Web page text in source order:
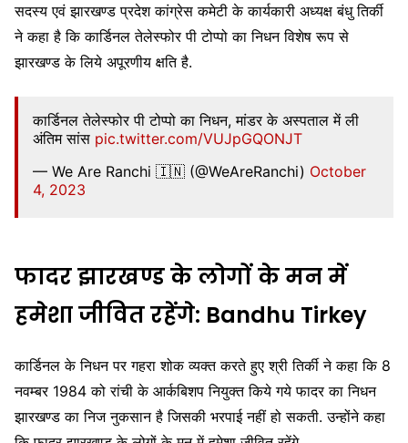
सदस्य एवं झारखण्ड प्रदेश कांग्रेस कमेटी के कार्यकारी अध्यक्ष बंधु तिर्की
ने कहा है कि कार्डिनल तेलेस्फोर पी टोप्पो का निधन विशेष रूप से
झारखण्ड के लिये अपूरणीय क्षति है.
कार्डिनल तेलेस्फोर पी टोप्पो का निधन, मांडर के अस्पताल में ली
अंतिम सांस pic.twitter.com/VUJpGQONJT
— We Are Ranchi 🇮🇳 (@WeAreRanchi) October
4, 2023
फादर झारखण्ड के लोगों के मन में
हमेशा जीवित रहेंगे: Bandhu Tirkey
कार्डिनल के निधन पर गहरा शोक व्यक्त करते हुए श्री तिर्की ने कहा कि 8
नवम्बर 1984 को रांची के आर्कबिशप नियुक्त किये गये फादर का निधन
झारखण्ड का निज नुकसान है जिसकी भरपाई नहीं हो सकती. उन्होंने कहा